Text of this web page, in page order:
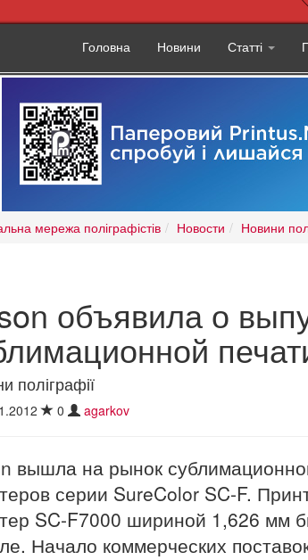
Головна Новини Статті
мережа поліграфістів Новости Новини
объявила о
поліграфії
0 agarkov
вышла на рынок
серии SureColor SC-F.
SC-F7000 шириной 1,626 мм
Начало коммерческих